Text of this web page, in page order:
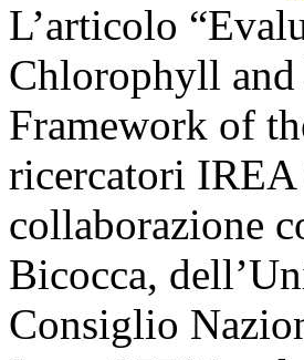
L’articolo
Chlorophyll
Framework of
ricercatori
collaborazione
Bicocca,
Consiglio